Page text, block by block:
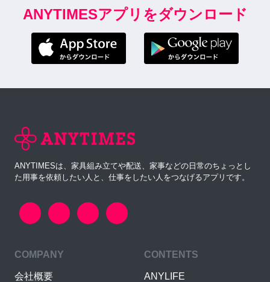
ANYTIMESアプリをダウンロード
ANYTIMESは、家具組み立てや配送、家事などの日常のちょっとし
た用事を依頼したい人と、仕事をしたい人をつなげるアプリです。
COMPANY
会社概要
CONTENTS
ANYLIFE